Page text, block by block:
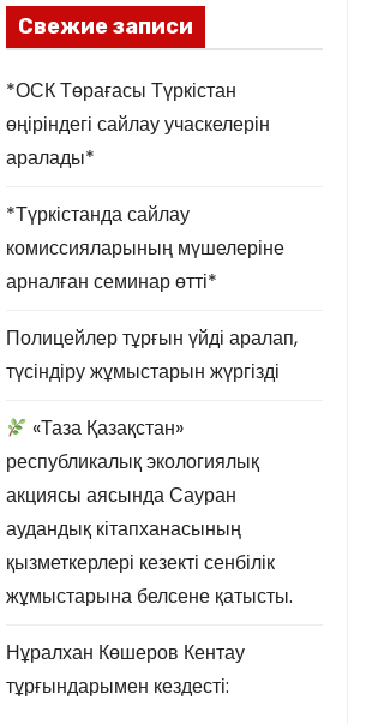
Свежие записи
*ОСК Төрағасы Түркістан
өңіріндегі сайлау учаскелерін
аралады*
*Түркістанда сайлау
комиссияларының мүшелеріне
арналған семинар өтті*
Полицейлер тұрғын үйді аралап,
түсіндіру жұмыстарын жүргізді
«Таза Қазақстан»
республикалық экологиялық
акциясы аясында Сауран
аудандық кітапханасының
қызметкерлері кезекті сенбілік
жұмыстарына белсене қатысты.
Нұралхан Көшеров Кентау
тұрғындарымен кездесті: